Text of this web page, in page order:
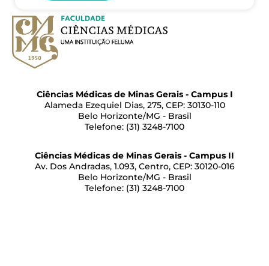
Ciências Médicas de Minas Gerais - Campus I
Alameda Ezequiel Dias, 275, CEP: 30130-110
Belo Horizonte/MG - Brasil
Telefone: (31) 3248-7100
Ciências Médicas de Minas Gerais - Campus II
Av. Dos Andradas, 1.093, Centro, CEP: 30120-016
Belo Horizonte/MG - Brasil
Telefone: (31) 3248-7100